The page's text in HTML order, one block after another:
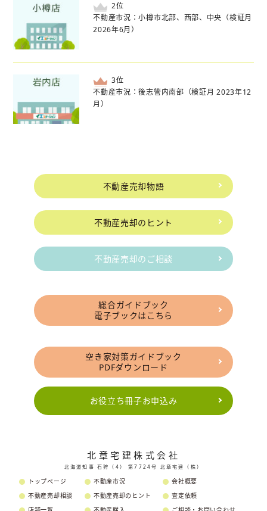
位
不動産市況：小樽市北部、西部、中央（検証月
2026年6月）
位
不動産市況：後志管内南部（検証月 2023年12
月）
不動産売却物語
不動産売却のヒント
不動産売却のご相談
総合ガイドブック
電子ブックはこちら
空き家対策ガイドブック
PDFダウンロード
お役立ち冊子お申込み
北章宅建株式会社
北海道知事 石狩（4） 第7724号 北章宅建（株）
トップページ
不動産売却相談
不動産市況
不動産売却のヒント
会社概要
査定依頼